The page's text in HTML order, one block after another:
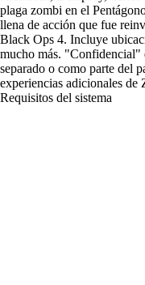
plaga zombi en el
llena de acción que fue
Black Ops 4. Incluye
mucho más. "Confidencial"
separado o como parte del
experiencias adicionales
Requisitos del sistema